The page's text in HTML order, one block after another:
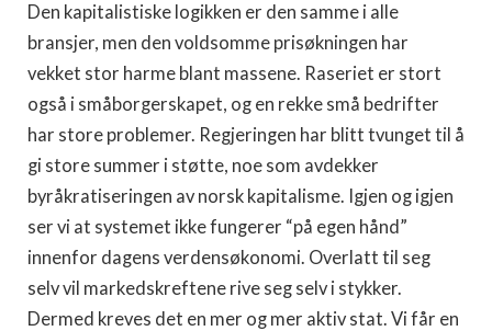
Den kapitalistiske logikken er den samme i alle
bransjer, men den voldsomme prisøkningen har
vekket stor harme blant massene. Raseriet er stort
også i småborgerskapet, og en rekke små bedrifter
har store problemer. Regjeringen har blitt tvunget til å
gi store summer i støtte, noe som avdekker
byråkratiseringen av norsk kapitalisme. Igjen og igjen
ser vi at systemet ikke fungerer “på egen hånd”
innenfor dagens verdensøkonomi. Overlatt til seg
selv vil markedskreftene rive seg selv i stykker.
Dermed kreves det en mer og mer aktiv stat. Vi får en